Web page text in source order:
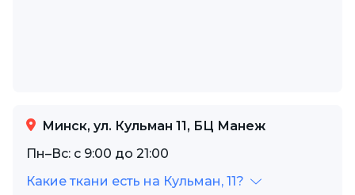
Минск, ул. Кульман 11, БЦ Манеж
Пн–Вс: с 9:00 до 21:00
Какие ткани есть на Кульман, 11?